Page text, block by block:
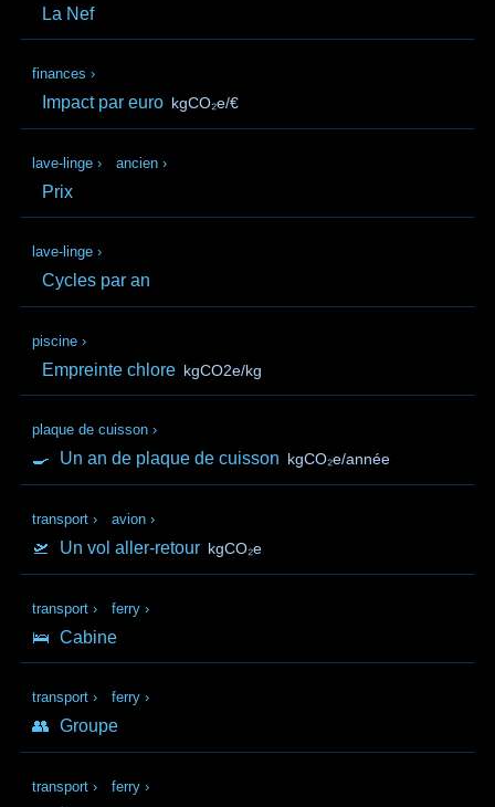
La Nef
finances ›
Impact par euro kgCO₂e/€
lave-linge › ancien ›
Prix
lave-linge ›
Cycles par an
piscine ›
Empreinte chlore kgCO2e/kg
plaque de cuisson ›
🍳 Un an de plaque de cuisson kgCO₂e/année
transport › avion ›
🛫 Un vol aller-retour kgCO₂e
transport › ferry ›
🛌 Cabine
transport › ferry ›
👥 Groupe
transport › ferry ›